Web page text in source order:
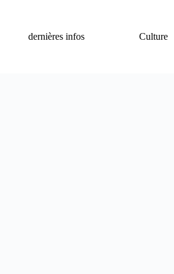
dernières infos
Culture